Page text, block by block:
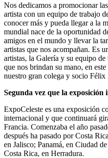
Nos dedicamos a promocionar
artista con un equipo de trabajo
conocer más y pueda llegar a la
mundial nace de la oportunidad
amigos en el mundo y llevar la
artistas que nos acompañan. Es
artistas, la Galería y su equipo
que nos brindan su mano, en
nuestro gran colega y socio Félix
Segunda vez que la
ExpoCeleste es una exposición
internacional y que continuará
Francia. Comenzaba el año
después ha pasado por Costa
en Jalisco; Panamá, en Ciudad
Costa Rica, en Herradura.